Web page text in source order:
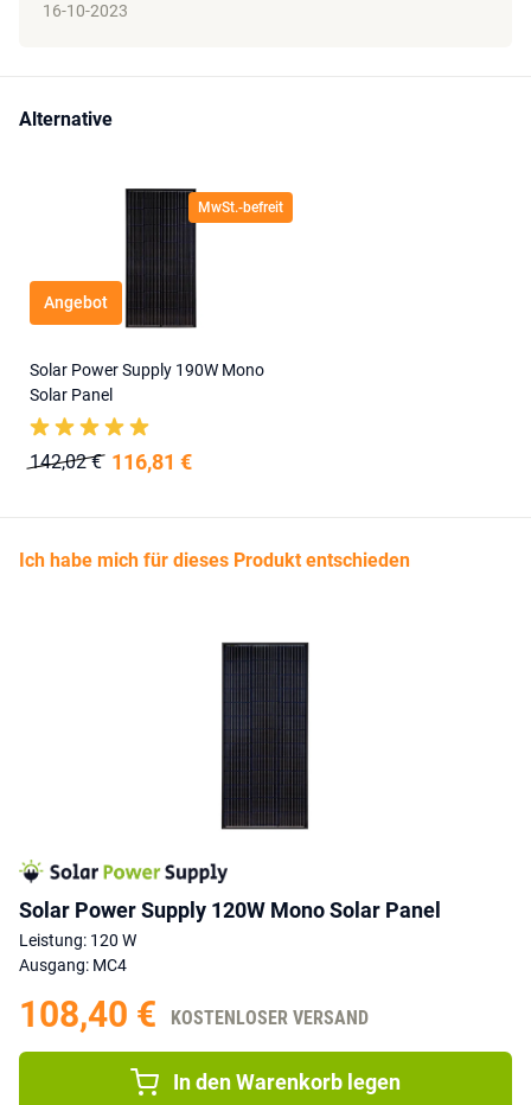
16-10-2023
Alternative
Angebot
MwSt.-befreit
Solar Power Supply 190W Mono
Solar Panel
142,02 € 116,81 €
Ich habe mich für dieses Produkt entschieden
Solar Power Supply 120W Mono Solar Panel
Leistung: 120 W
Ausgang: MC4
108,40 € KOSTENLOSER VERSAND
In den Warenkorb legen